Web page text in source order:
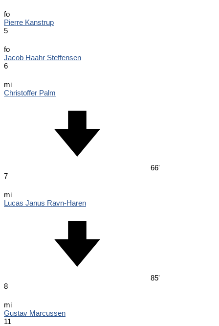
fo
Pierre Kanstrup
5
fo
Jacob Haahr Steffensen
6
mi
Christoffer Palm
66'
7
mi
Lucas Janus Ravn-Haren
85'
8
mi
Gustav Marcussen
11